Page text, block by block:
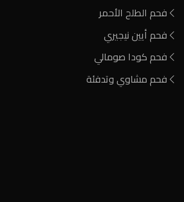
فحم الطلح الأحمر
فحم أيين نيجيري
فحم كودا صومالي
فحم مشاوي وتدفئة